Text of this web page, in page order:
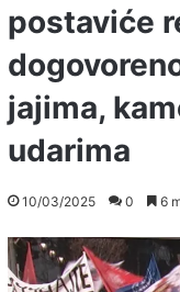
postaviće
jajima,
udarima
10/03/2025 0 6